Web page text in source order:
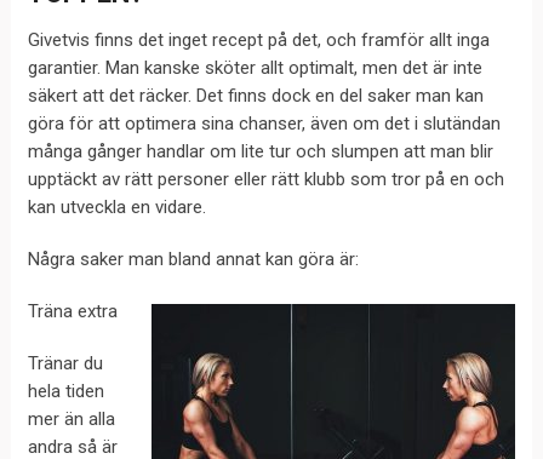
Givetvis finns det inget recept på det, och framför allt inga
garantier. Man kanske sköter allt optimalt, men det är inte
säkert att det räcker. Det finns dock en del saker man kan
göra för att optimera sina chanser, även om det i slutändan
många gånger handlar om lite tur och slumpen att man blir
upptäckt av rätt personer eller rätt klubb som tror på en och
kan utveckla en vidare.
Några saker man bland annat kan göra är:
Träna extra
Tränar du
hela tiden
mer än alla
andra så är